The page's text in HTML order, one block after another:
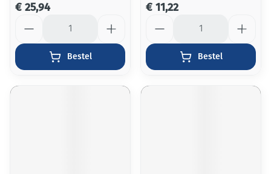
€ 25,94
Bestel
€ 11,22
Bestel